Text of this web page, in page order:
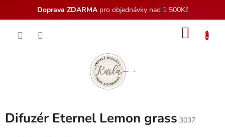
Doprava ZDARMApro objednávky nad 1 500Kč
Difuzér Eternel Lemon grass 3037